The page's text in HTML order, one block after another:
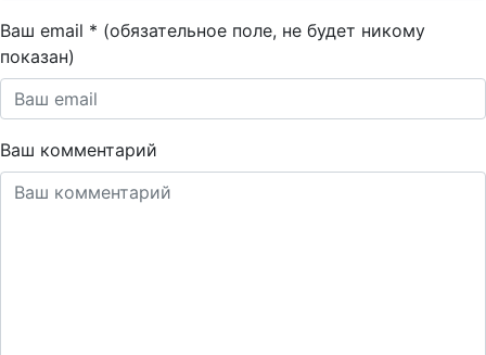
Ваш email * (обязательное поле, не будет никому
показан)
Ваш комментарий